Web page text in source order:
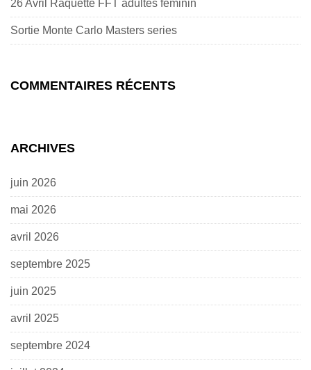
26 Avril Raquette FFT adultes féminin
Sortie Monte Carlo Masters series
COMMENTAIRES RÉCENTS
ARCHIVES
juin 2026
mai 2026
avril 2026
septembre 2025
juin 2025
avril 2025
septembre 2024